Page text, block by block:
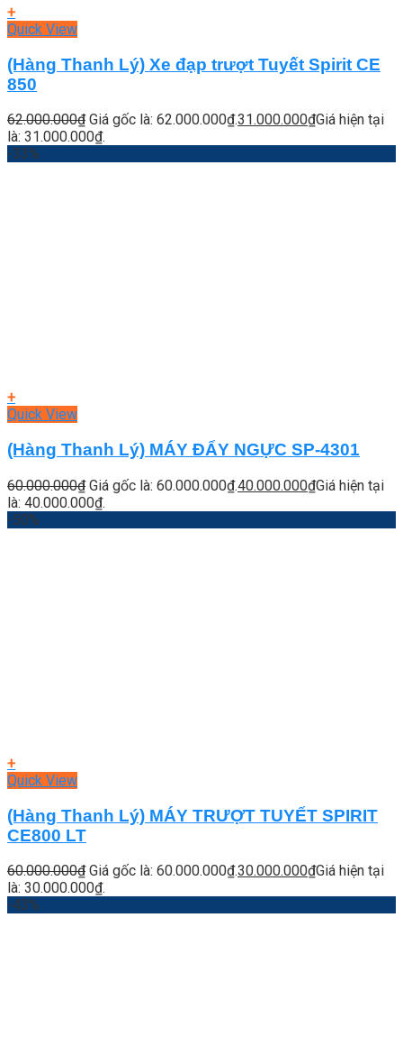
+
Quick View
(Hàng Thanh Lý) Xe đạp trượt Tuyết Spirit CE
850
62.000.000₫ Giá gốc là: 62.000.000₫.31.000.000₫Giá hiện tại
là: 31.000.000₫.
-33%
+
Quick View
(Hàng Thanh Lý) MÁY ĐẨY NGỰC SP-4301
60.000.000₫ Giá gốc là: 60.000.000₫.40.000.000₫Giá hiện tại
là: 40.000.000₫.
-50%
+
Quick View
(Hàng Thanh Lý) MÁY TRƯỢT TUYẾT SPIRIT
CE800 LT
60.000.000₫ Giá gốc là: 60.000.000₫.30.000.000₫Giá hiện tại
là: 30.000.000₫.
-43%